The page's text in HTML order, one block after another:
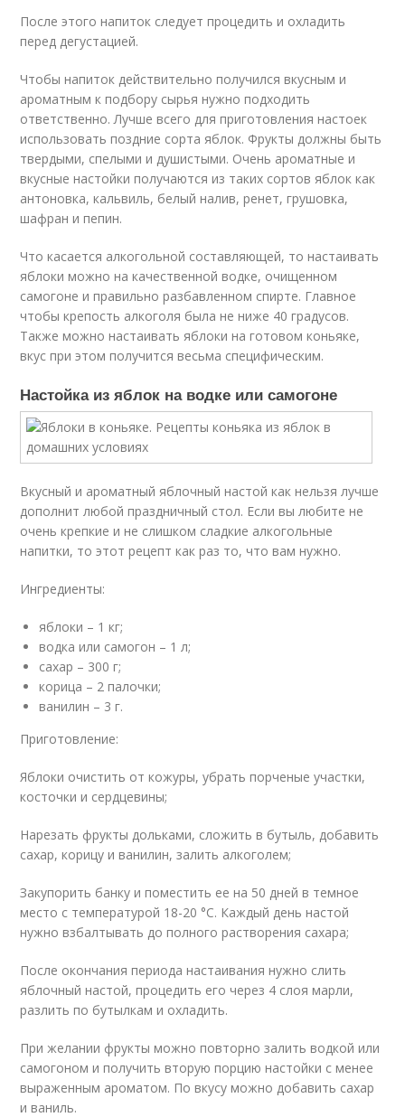
После этого напиток следует процедить и охладить
перед дегустацией.
Чтобы напиток действительно получился вкусным и
ароматным к подбору сырья нужно подходить
ответственно. Лучше всего для приготовления настоек
использовать поздние сорта яблок. Фрукты должны быть
твердыми, спелыми и душистыми. Очень ароматные и
вкусные настойки получаются из таких сортов яблок как
антоновка, кальвиль, белый налив, ренет, грушовка,
шафран и пепин.
Что касается алкогольной составляющей, то настаивать
яблоки можно на качественной водке, очищенном
самогоне и правильно разбавленном спирте. Главное
чтобы крепость алкоголя была не ниже 40 градусов.
Также можно настаивать яблоки на готовом коньяке,
вкус при этом получится весьма специфическим.
Настойка из яблок на водке или самогоне
Вкусный и ароматный яблочный настой как нельзя лучше
дополнит любой праздничный стол. Если вы любите не
очень крепкие и не слишком сладкие алкогольные
напитки, то этот рецепт как раз то, что вам нужно.
Ингредиенты:
яблоки – 1 кг;
водка или самогон – 1 л;
сахар – 300 г;
корица – 2 палочки;
ванилин – 3 г.
Приготовление:
Яблоки очистить от кожуры, убрать порченые участки,
косточки и сердцевины;
Нарезать фрукты дольками, сложить в бутыль, добавить
сахар, корицу и ванилин, залить алкоголем;
Закупорить банку и поместить ее на 50 дней в темное
место с температурой 18-20 °С. Каждый день настой
нужно взбалтывать до полного растворения сахара;
После окончания периода настаивания нужно слить
яблочный настой, процедить его через 4 слоя марли,
разлить по бутылкам и охладить.
При желании фрукты можно повторно залить водкой или
самогоном и получить вторую порцию настойки с менее
выраженным ароматом. По вкусу можно добавить сахар
и ваниль.